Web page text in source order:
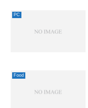
PC
Food